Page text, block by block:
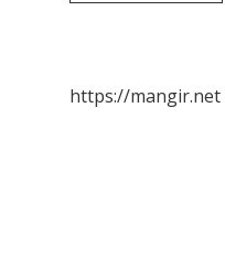
Ne
https://mangir.net